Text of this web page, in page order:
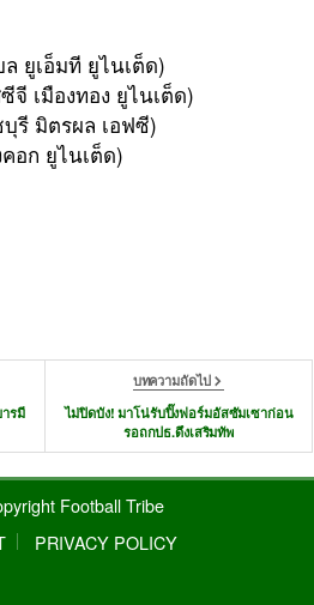
ยูเอ็มที ยูไนเต็ด)
จี เมืองทอง ยูไนเต็ด)
รี มิตรผล เอฟซี)
อก ยูไนเต็ด)
รมี
บทความถัดไป
ไม่ปิดบัง! มาโน่รับปิ๊งฟอร์มอัสซัมเซาก่อน
รอถกปธ.ดึงเสริมทัพ
Football Tribe
PRIVACY POLICY